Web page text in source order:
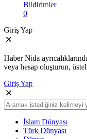
Bildirimler
0
Giriş Yap
Haber Nida
veya hesap oluşturun,
Giriş Yap
İslam Dünyası
Türk Dünyası